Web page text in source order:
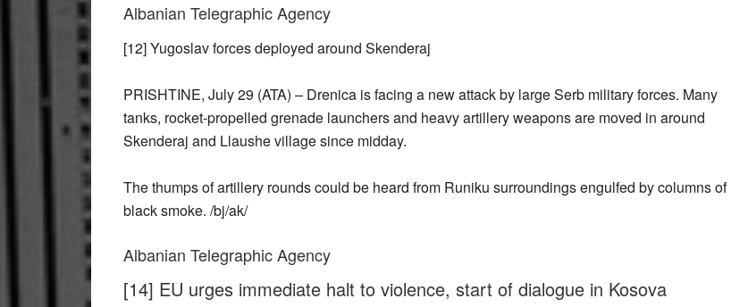
Albanian Telegraphic Agency
[12] Yugoslav forces deployed around Skenderaj
PRISHTINE, July 29 (ATA) – Drenica is facing a new attack by large Serb military forces. Many
tanks, rocket-propelled grenade launchers and heavy artillery weapons are moved in around
Skenderaj and Llaushe village since midday.
The thumps of artillery rounds could be heard from Runiku surroundings engulfed by columns of
black smoke. /bj/ak/
Albanian Telegraphic Agency
[14] EU urges immediate halt to violence, start of dialogue in Kosova